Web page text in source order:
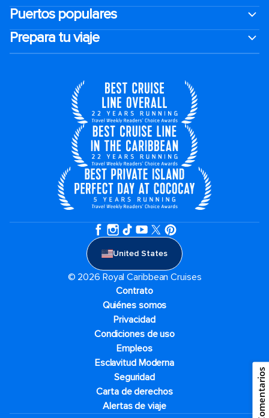
Puertos populares
Prepara tu viaje
United States
© 2026 Royal Caribbean Cruises
Contrato
Quiénes somos
Privacidad
Condiciones de uso
Empleos
Esclavitud Moderna
Seguridad
Carta de derechos
Alertas de viaje
Comentarios